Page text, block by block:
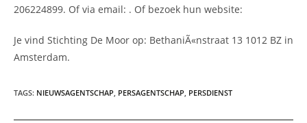
206224899. Of via email: . Of bezoek hun website:
Je vind Stichting De Moor op: BethaniÃ«nstraat 13 1012 BZ in
Amsterdam.
TAGS: NIEUWSAGENTSCHAP PERSAGENTSCHAP PERSDIENST